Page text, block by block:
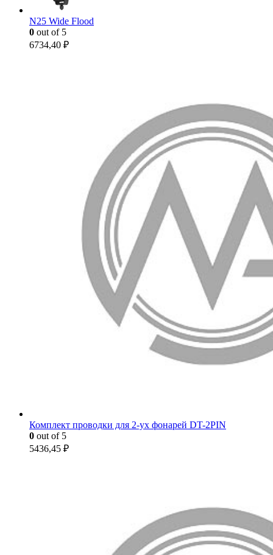
N25 Wide Flood
0 out of 5
6734,40 ₽
Комплект проводки для 2-ух фонарей DT-2PIN
0 out of 5
5436,45 ₽